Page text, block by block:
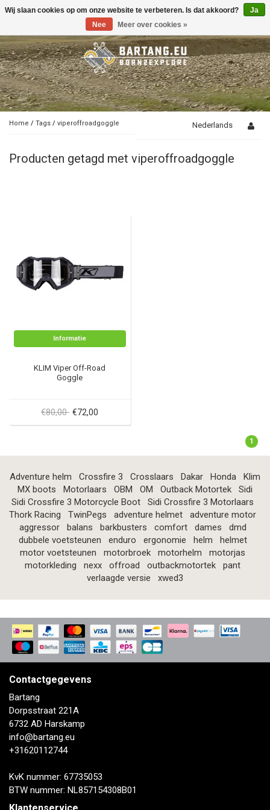
Toggle
Home / Tags / viperoffroadgoggle Nederlands
Producten getagd met viperoffroadgoggle
Informatie
KLIM Viper Off-Road
Goggle
€80,00 €72,00
1
Adventure helm Crossfire 3 Crosslaars Dakar Honda
Klim
MX boots
Motorlaars OBM OM Outback Motortek
Sidi
Sidi Crossfire 3 Motorcycle Boot
Sidi Crossfire 3 Motorlaars
Thork Racing
TwinPegs adventure helmet
adventure motor
aggressor
balans barkbusters comfort dames
dmd
dubbele voetsteunen
enduro ergonomie helm
helmet
motor voetsteunen
motorbroek motorhelm
motorjas
motorkleding
nexx offroad outbackmotortek
pant
verlaagde versie
xwed3
Contactgegevens
Bartang
Dorpsstraat 221A
6732 AD Harskamp
info@bartang.eu
+31620112744
KvK nummer: 67735053
BTW nummer: NL857154308B01
Wij slaan cookies op om onze website te verbeteren. Is dat akkoord?
Ja
Nee
Meer over cookies »